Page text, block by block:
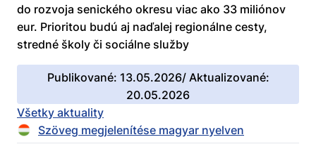
do rozvoja senického okresu viac ako 33 miliónov
eur. Prioritou budú aj naďalej regionálne cesty,
stredné školy či sociálne služby
Publikované: 13.05.2026/ Aktualizované:
20.05.2026
Všetky aktuality
Szöveg megjelenítése magyar nyelven